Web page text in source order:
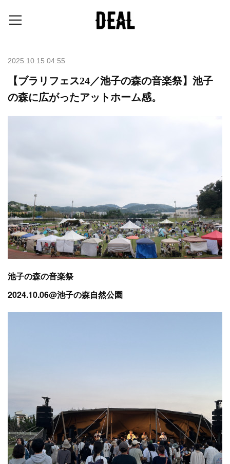
2025.10.15 04:55
【ブラリフェス24／池子の森の音楽祭】池子
の森に広がったアットホーム感。
池子の森の音楽祭
2024.10.06@池子の森自然公園